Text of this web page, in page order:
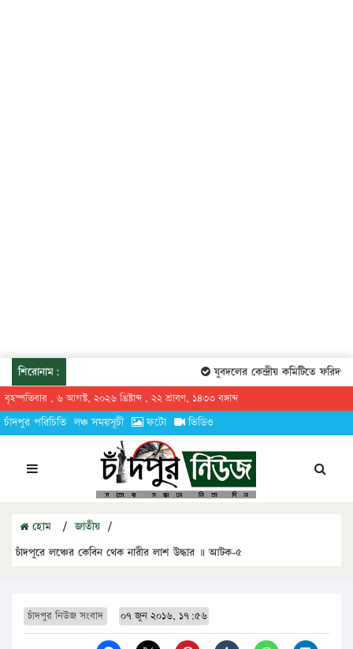
শিরোনাম: যুবদলের কেন্দ্রীয় কমিটিতে
বৃহস্পতিবার , ৬ আগস্ট, ২০২৬ খ্রিষ্টাব্দ , ২২ শ্রাবণ, ১৪৩৩ বঙ্গাব্দ
চাঁদপুর পরিচিতি লঞ্চ সময়সূচী ফটো ভিডিও
হোম / জাতীয় /
চাঁদপুরে লঞ্চের কেবিন থেক নারীর লাশ উদ্ধার ॥ আটক-৫
চাঁদপুর নিউজ সংবাদ ০৭ জুন ২০১৬, ১৭:৫৬